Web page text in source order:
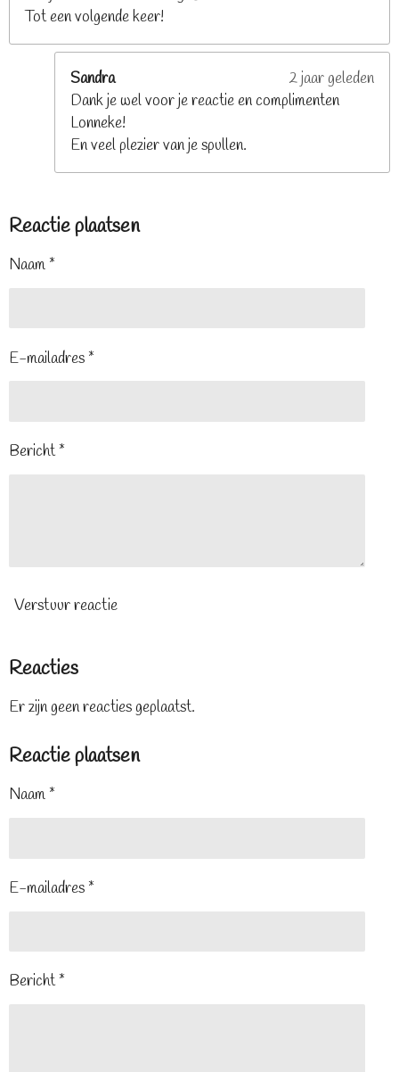
Tot een volgende keer!
Sandra
2 jaar geleden
Dank je wel voor je reactie en complimenten
Lonneke!
En veel plezier van je spullen.
Reactie plaatsen
Naam *
E-mailadres *
Bericht *
Verstuur reactie
Reacties
Er zijn geen reacties geplaatst.
Reactie plaatsen
Naam *
E-mailadres *
Bericht *